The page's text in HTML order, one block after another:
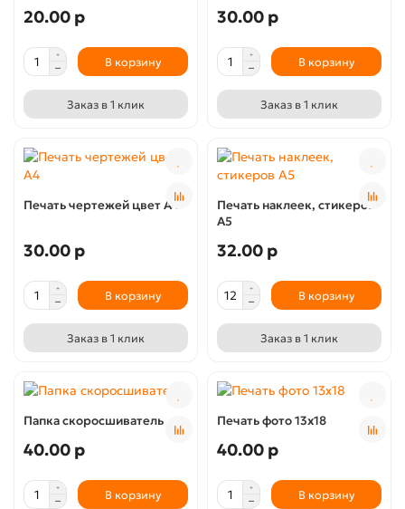
20.00 р
В корзину
Заказ в 1 клик
30.00 р
В корзину
Заказ в 1 клик
Печать чертежей цвет А4
30.00 р
В корзину
Заказ в 1 клик
Печать наклеек, стикеров
А5
32.00 р
В корзину
Заказ в 1 клик
Папка скоросшиватель
40.00 р
В корзину
Печать фото 13х18
40.00 р
В корзину